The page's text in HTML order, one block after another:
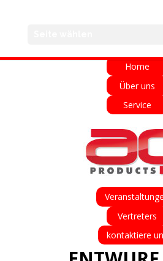
Home
Über uns
Service
Vertreters
kontaktiere